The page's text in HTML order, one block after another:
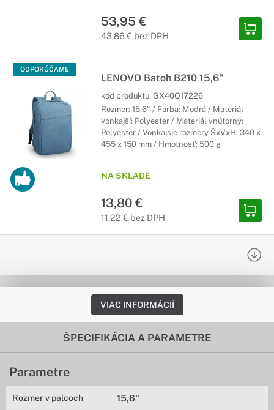
53,95 €
43,86 € bez DPH
ODPORÚČAME
LENOVO Batoh B210 15,6"
kód produktu: GX40Q17226
Rozmer: 15,6" / Farba: Modrá / Materiál
vonkajší: Polyester / Materiál vnútorný:
Polyester / Vonkajšie rozmery ŠxVxH: 340 x
455 x 150 mm / Hmotnosť: 500 g
NA SKLADE
13,80 €
11,22 € bez DPH
VIAC INFORMÁCIÍ
ŠPECIFIKÁCIA A PARAMETRE
Parametre
Rozmer v palcoch 15,6"